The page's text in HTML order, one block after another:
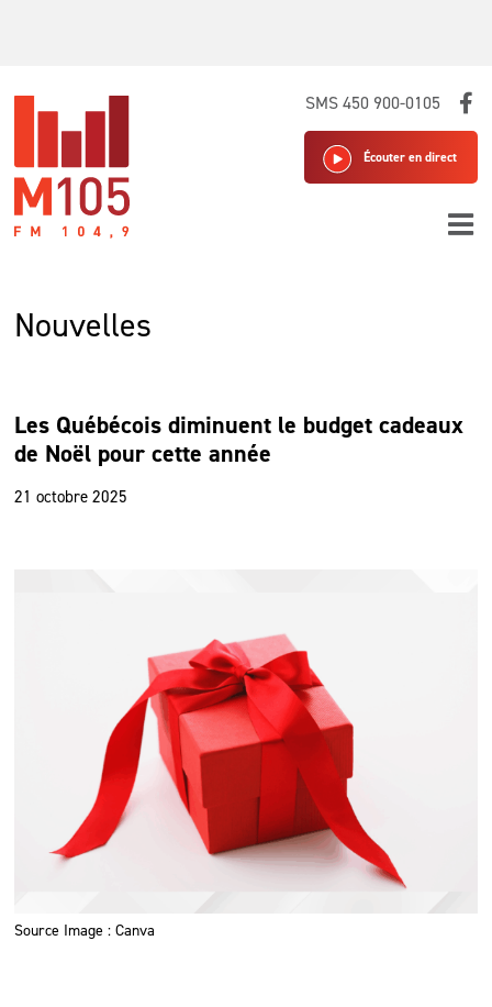
SMS 450 900-0105
Écouter en direct
Nouvelles
Les Québécois diminuent le budget cadeaux
de Noël pour cette année
21 octobre 2025
Source Image : Canva